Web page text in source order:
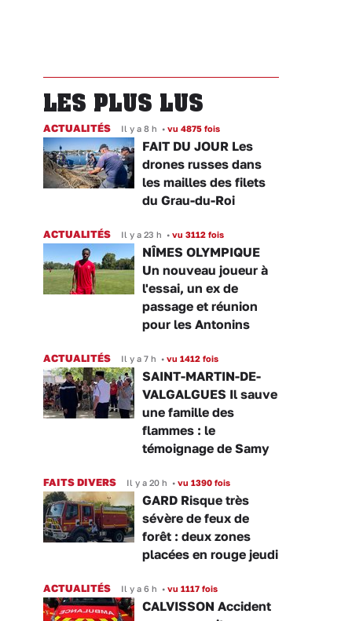
LES PLUS LUS
ACTUALITÉS Il y a 8 h • vu 4875 fois
FAIT DU JOUR Les
drones russes dans
les mailles des filets
du Grau-du-Roi
ACTUALITÉS Il y a 23 h • vu 3112 fois
NÎMES OLYMPIQUE
Un nouveau joueur à
l'essai, un ex de
passage et réunion
pour les Antonins
ACTUALITÉS Il y a 7 h • vu 1412 fois
SAINT-MARTIN-DE-
VALGALGUES Il sauve
une famille des
flammes : le
témoignage de Samy
FAITS DIVERS Il y a 20 h • vu 1390 fois
GARD Risque très
sévère de feux de
forêt : deux zones
placées en rouge jeudi
ACTUALITÉS Il y a 6 h • vu 1117 fois
CALVISSON Accident